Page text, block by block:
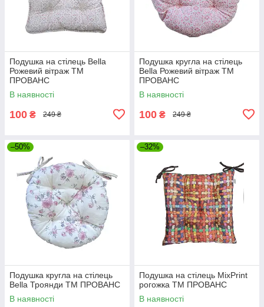
Подушка на стілець Bella
Рожевий вiтраж ТМ
ПРОВАНС
В наявності
100 ₴ 249 ₴
Подушка кругла на стілець
Bella Рожевий вiтраж ТМ
ПРОВАНС
В наявності
100 ₴ 249 ₴
–50%
Подушка кругла на стілець
Bella Троянди ТМ ПРОВАНС
В наявності
–32%
Подушка на стілець MixPrint
рогожка ТМ ПРОВАНС
В наявності